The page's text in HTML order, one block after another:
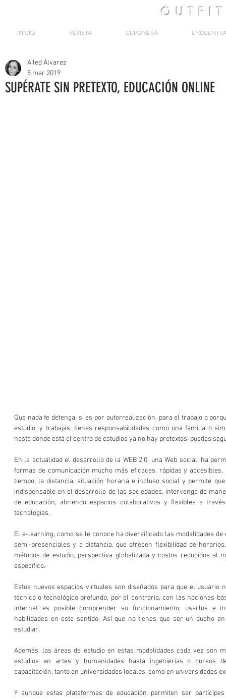
OUTFIT
INICIO REVISTA CUPONERA
SUPÉRATE SIN PRETEXTO, EDUCACIÓN ONLINE
Ailed Álvarez
5 mar 2019
Que nada te detenga, si es por autorrealización, para el trabajo o
estudio, y trabajas, tienes responsabilidades como una familia o
hasta donde está el centro de estudios ya no hay pretextos, puedes
En la actualidad el desarrollo de la WEB 2.0, una Web social, ha
formas de comunicación mucho más eficaces, rápidas y
tiempo, la distancia, situación horaria e incluso social y permite
indispensable en el desarrollo de las sociedades, intervenga de
de educación, abriendo espacios colaborativos y flexibles a
tecnologías.
El e-learning, como se le conoce ha diversificado las modalidades de
semi-presenciales y a distancia, que ofrecen flexibilidad de
métodos de estudio, perspectiva globalizada y costos reducidos al
específico.
Estos nuevos espacios virtuales son diseñados para que el usuario
técnico o tecnológico profundo, por el contrario, con las nociones
internet es posible comprender su funcionamiento, usarlos e
habilidades en este sentido. Así que no tienes que ser un ducho
estudiar.
Además, las áreas de estudio en estas modalidades cada vez son
estudios en artes y humanidades hasta ingenierías o cursos
capacitación, tanto en universidades locales, como en universidades
Y aunque estas plataformas de educación permiten ser